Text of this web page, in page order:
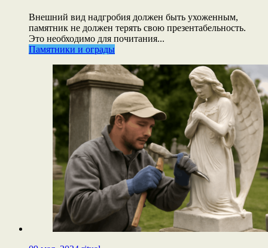
Внешний вид надгробия должен быть ухоженным,
памятник не должен терять свою презентабельность.
Это необходимо для почитания...
Памятники и ограды